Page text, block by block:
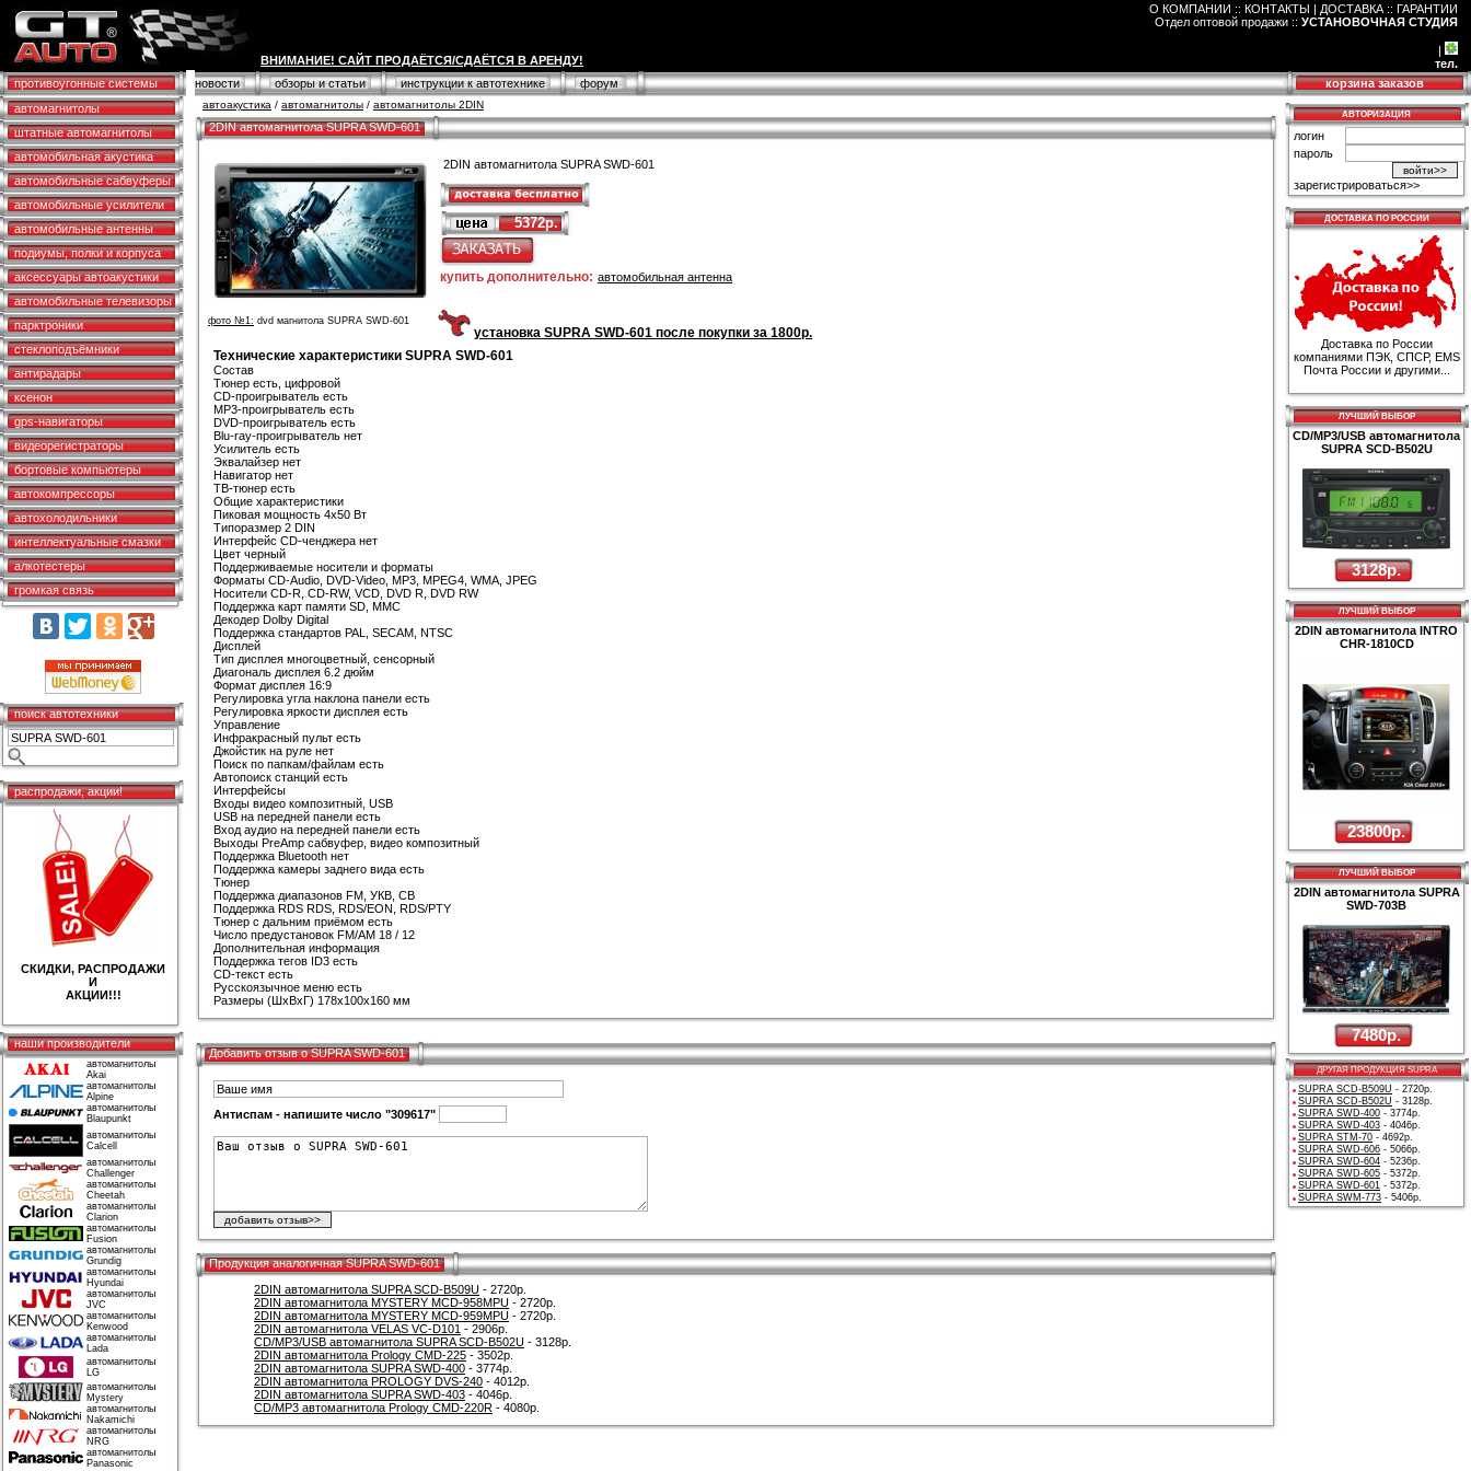
ВНИМАНИЕ! САЙТ ПРОДАЁТСЯ/СДАЁТСЯ В АРЕНДУ!
О КОМПАНИИ :: КОНТАКТЫ | ДОСТАВКА :: ГАРАНТИИ
Отдел оптовой продажи :: УСТАНОВОЧНАЯ СТУДИЯ
|
тел.
противоугонные системы
новости обзоры и статьи инструкции к автотехнике форум
корзина заказов
автомагнитолы
штатные автомагнитолы
автомобильная акустика
автомобильные сабвуферы
автомобильные усилители
автомобильные антенны
подиумы, полки и корпуса
аксессуары автоакустики
автомобильные телевизоры
парктроники
стеклоподъёмники
антирадары
ксенон
gps-навигаторы
видеорегистраторы
бортовые компьютеры
автокомпрессоры
автохолодильники
интеллектуальные смазки
алкотестеры
громкая связь
поиск автотехники
распродажи, акции!
СКИДКИ, РАСПРОДАЖИ
И
АКЦИИ!!!
наши производители
автомагнитолы
Akai
автомагнитолы
Alpine
автомагнитолы
Blaupunkt
автомагнитолы
Calcell
автомагнитолы
Challenger
автомагнитолы
Cheetah
автомагнитолы
Clarion
автомагнитолы
Fusion
автомагнитолы
Grundig
автомагнитолы
Hyundai
автомагнитолы
JVC
автомагнитолы
Kenwood
автомагнитолы
Lada
автомагнитолы
LG
автомагнитолы
Mystery
автомагнитолы
Nakamichi
автомагнитолы
NRG
автомагнитолы
Panasonic
автоакустика / автомагнитолы / автомагнитолы 2DIN
2DIN автомагнитола SUPRA SWD-601
фото №1: dvd магнитола SUPRA SWD-601
2DIN автомагнитола SUPRA SWD-601
5372р.
купить дополнительно: автомобильная антенна
установка SUPRA SWD-601 после покупки за 1800р.
Технические характеристики SUPRA SWD-601
Состав
Тюнер есть, цифровой
CD-проигрыватель есть
MP3-проигрыватель есть
DVD-проигрыватель есть
Blu-ray-проигрыватель нет
Усилитель есть
Эквалайзер нет
Навигатор нет
ТВ-тюнер есть
Общие характеристики
Пиковая мощность 4x50 Вт
Типоразмер 2 DIN
Интерфейс CD-ченджера нет
Цвет черный
Поддерживаемые носители и форматы
Форматы CD-Audio, DVD-Video, MP3, MPEG4, WMA, JPEG
Носители CD-R, CD-RW, VCD, DVD R, DVD RW
Поддержка карт памяти SD, MMC
Декодер Dolby Digital
Поддержка стандартов PAL, SECAM, NTSC
Дисплей
Тип дисплея многоцветный, сенсорный
Диагональ дисплея 6.2 дюйм
Формат дисплея 16:9
Регулировка угла наклона панели есть
Регулировка яркости дисплея есть
Управление
Инфракрасный пульт есть
Джойстик на руле нет
Поиск по папкам/файлам есть
Автопоиск станций есть
Интерфейсы
Входы видео композитный, USB
USB на передней панели есть
Вход аудио на передней панели есть
Выходы PreAmp сабвуфер, видео композитный
Поддержка Bluetooth нет
Поддержка камеры заднего вида есть
Тюнер
Поддержка диапазонов FM, УКВ, СВ
Поддержка RDS RDS, RDS/EON, RDS/PTY
Тюнер с дальним приёмом есть
Число предустановок FM/AM 18 / 12
Дополнительная информация
Поддержка тегов ID3 есть
CD-текст есть
Русскоязычное меню есть
Размеры (ШхВхГ) 178x100x160 мм
Добавить отзыв о SUPRA SWD-601
Антиспам - напишите число "309617"
Продукция аналогичная SUPRA SWD-601
2DIN автомагнитола SUPRA SCD-B509U - 2720р.
2DIN автомагнитола MYSTERY MCD-958MPU - 2720р.
2DIN автомагнитола MYSTERY MCD-959MPU - 2720р.
2DIN автомагнитола VELAS VC-D101 - 2906р.
CD/MP3/USB автомагнитола SUPRA SCD-B502U - 3128р.
2DIN автомагнитола Prology CMD-225 - 3502р.
2DIN автомагнитола SUPRA SWD-400 - 3774р.
2DIN автомагнитола PROLOGY DVS-240 - 4012р.
2DIN автомагнитола SUPRA SWD-403 - 4046р.
CD/MP3 автомагнитола Prology CMD-220R - 4080р.
АВТОРИЗАЦИЯ
логин
пароль
зарегистрироваться>>
ДОСТАВКА ПО РОССИИ
Доставка по России
компаниями ПЭК, СПСР, EMS
Почта России и другими...
ЛУЧШИЙ ВЫБОР
CD/MP3/USB автомагнитола
SUPRA SCD-B502U
3128р.
ЛУЧШИЙ ВЫБОР
2DIN автомагнитола INTRO
CHR-1810CD
23800р.
ЛУЧШИЙ ВЫБОР
2DIN автомагнитола SUPRA
SWD-703B
7480р.
ДРУГАЯ ПРОДУКЦИЯ SUPRA
SUPRA SCD-B509U - 2720р.
SUPRA SCD-B502U - 3128р.
SUPRA SWD-400 - 3774р.
SUPRA SWD-403 - 4046р.
SUPRA STM-70 - 4692р.
SUPRA SWD-606 - 5066р.
SUPRA SWD-604 - 5236р.
SUPRA SWD-605 - 5372р.
SUPRA SWD-601 - 5372р.
SUPRA SWM-773 - 5406р.